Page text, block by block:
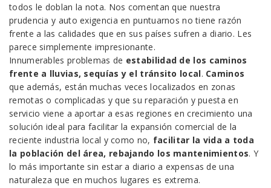
todos le doblan la nota. Nos comentan que nuestra
prudencia y auto exigencia en puntuarnos no tiene razón
frente a las calidades que en sus países sufren a diario. Les
parece simplemente impresionante.
Innumerables problemas de estabilidad de los caminos
frente a lluvias, sequías y el tránsito local. Caminos
que además, están muchas veces localizados en zonas
remotas o complicadas y que su reparación y puesta en
servicio viene a aportar a esas regiones en crecimiento una
solución ideal para facilitar la expansión comercial de la
reciente industria local y como no, facilitar la vida a toda
la población del área, rebajando los mantenimientos. Y
lo más importante sin estar a diario a expensas de una
naturaleza que en muchos lugares es extrema.